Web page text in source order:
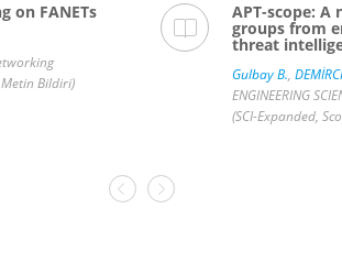
on FANETs
Bildiri)
APT-scope:
groups from
threat
Gulbay B.,
ENGINEERING
(SCI-Expanded,